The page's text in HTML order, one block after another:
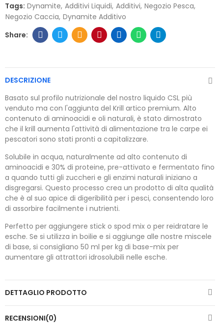
Tags: Dynamite Additivi Liquidi Additivi Negozio Pesca
Negozio Caccia Dynamite Additivo
DESCRIZIONE
Basato sul profilo nutrizionale del nostro liquido CSL più
venduto ma con l'aggiunta del Krill artico premium. Alto
contenuto di aminoacidi e oli naturali, è stato dimostrato
che il krill aumenta l'attività di alimentazione tra le carpe ei
pescatori sono stati pronti a capitalizzare.
Solubile in acqua, naturalmente ad alto contenuto di
aminoacidi e 30% di proteine, pre-attivato e fermentato fino
a quando tutti gli zuccheri e gli enzimi naturali iniziano a
disgregarsi. Questo processo crea un prodotto di alta qualità
che è al suo apice di digeribilità per i pesci, consentendo loro
di assorbire facilmente i nutrienti.
Perfetto per aggiungere stick o spod mix o per reidratare le
esche. Se si utilizza in boilie e si aggiunge alle nostre miscele
di base, si consigliano 50 ml per kg di base-mix per
aumentare gli attrattori idrosolubili nelle esche.
DETTAGLIO PRODOTTO
RECENSIONI(0)